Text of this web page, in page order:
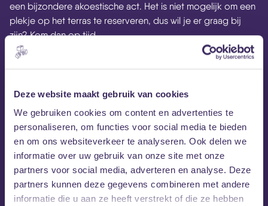
Deze website maakt gebruik van cookies
We gebruiken cookies om content en advertenties te
personaliseren, om functies voor social media te bieden
en om ons websiteverkeer te analyseren. Ook delen we
informatie over uw gebruik van onze site met onze
partners voor social media, adverteren en analyse. Deze
partners kunnen deze gegevens combineren met andere
informatie die u aan ze heeft verstrekt of die ze hebben
een bijzondere akoestische act. Het is niet mogelijk om een
plekje op het terras te reserveren, dus wil je er graag bij
zijn? Kom dan op tijd.
PopUp Terras
het terras volg deFacebook-pagina.
Wil je graag meer informatie over het bezoeken van MEZZ in
tijden van corona? Lees dan onze
FAQ
MEZZ tipt